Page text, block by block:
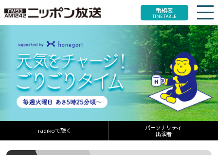
番組表
TIME TABLE
radikoで聴く
パーソナリティ
出演者